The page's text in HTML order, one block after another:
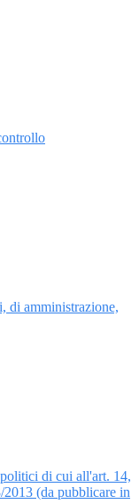
di amministrazione,
di cui all'art. 14,
(da pubblicare in